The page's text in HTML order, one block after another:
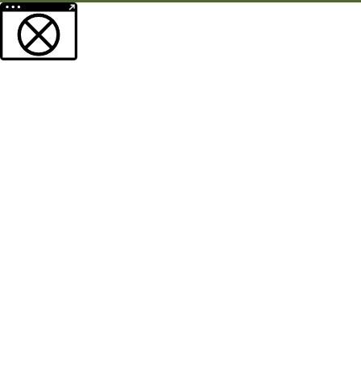
Weitere Informationen über den gesperrten Inhalt.